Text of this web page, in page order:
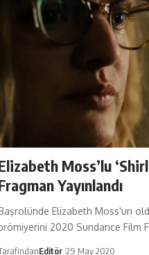
Moss’lu
Yayınlandı
Elizabeth Moss'un
2020 Sundance Film
Editör 29 May 2020